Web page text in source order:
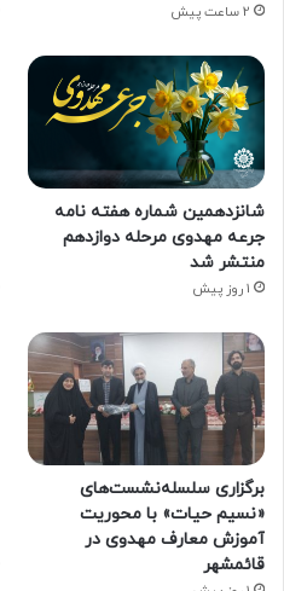
2 ساعت پیش
شانزدهمین شماره هفته‌ نامه
جرعه مهدوی مرحله دوازدهم
منتشر شد
1 روز پیش
برگزاری سلسله‌نشست‌های
«نسیم حیات» با محوریت
آموزش معارف مهدوی در
قائمشهر